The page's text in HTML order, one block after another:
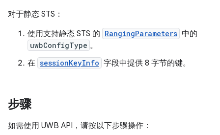
对于静态 STS：
使用支持静态 STS 的 RangingParameters 中的
uwbConfigType 。
在 sessionKeyInfo 字段中提供 8 字节的键。
步骤
如需使用 UWB API，请按以下步骤操作：